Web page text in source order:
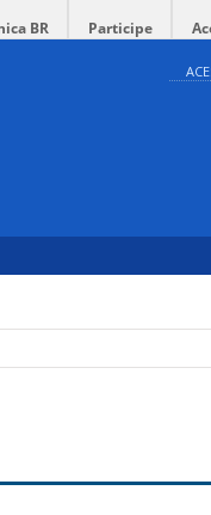
BR Participe